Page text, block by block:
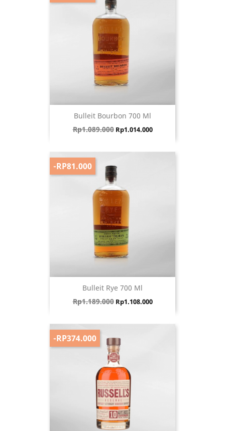
Bulleit Bourbon 700 Ml
Harga biasa
Rp1.089.000 Harga
Rp1.014.000
Bulleit Rye 700 Ml
Harga biasa
Rp1.189.000 Harga
Rp1.108.000
-RP81.000
-RP374.000